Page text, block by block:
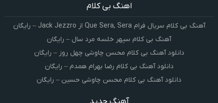
اهنگ بی کلام
آهنگ بی کلام سریال فرام Que Sera, Sera از Jack Jezzro – رایگان
آهنگ بی کلام سپهر خلسه مرد سال – رایگان
دانلود آهنگ بی کلام محسن چاوشی چهل روز – رایگان
دانلود آهنگ بی کلام رضا بهرام همدم – رایگان
دانلود آهنگ بی کلام محسن چاوشی حسین – رایگان